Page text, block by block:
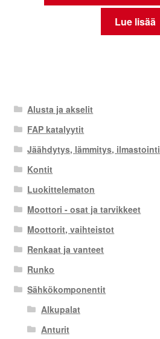
Lue lisää
Alusta ja akselit
FAP katalyytit
Jäähdytys, lämmitys, ilmastointi
Kontit
Luokittelematon
Moottori - osat ja tarvikkeet
Moottorit, vaihteistot
Renkaat ja vanteet
Runko
Sähkökomponentit
Alkupalat
Anturit